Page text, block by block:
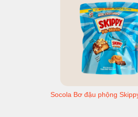
Socola Bơ đậu phộng